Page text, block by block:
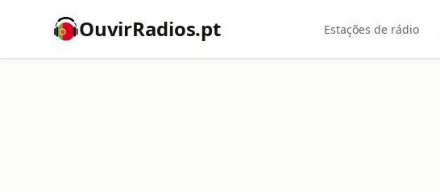
OuvirRadios.pt Estações de rádio